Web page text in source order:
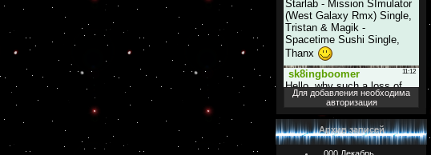
Для добавления необходима
авторизация
Архив записей